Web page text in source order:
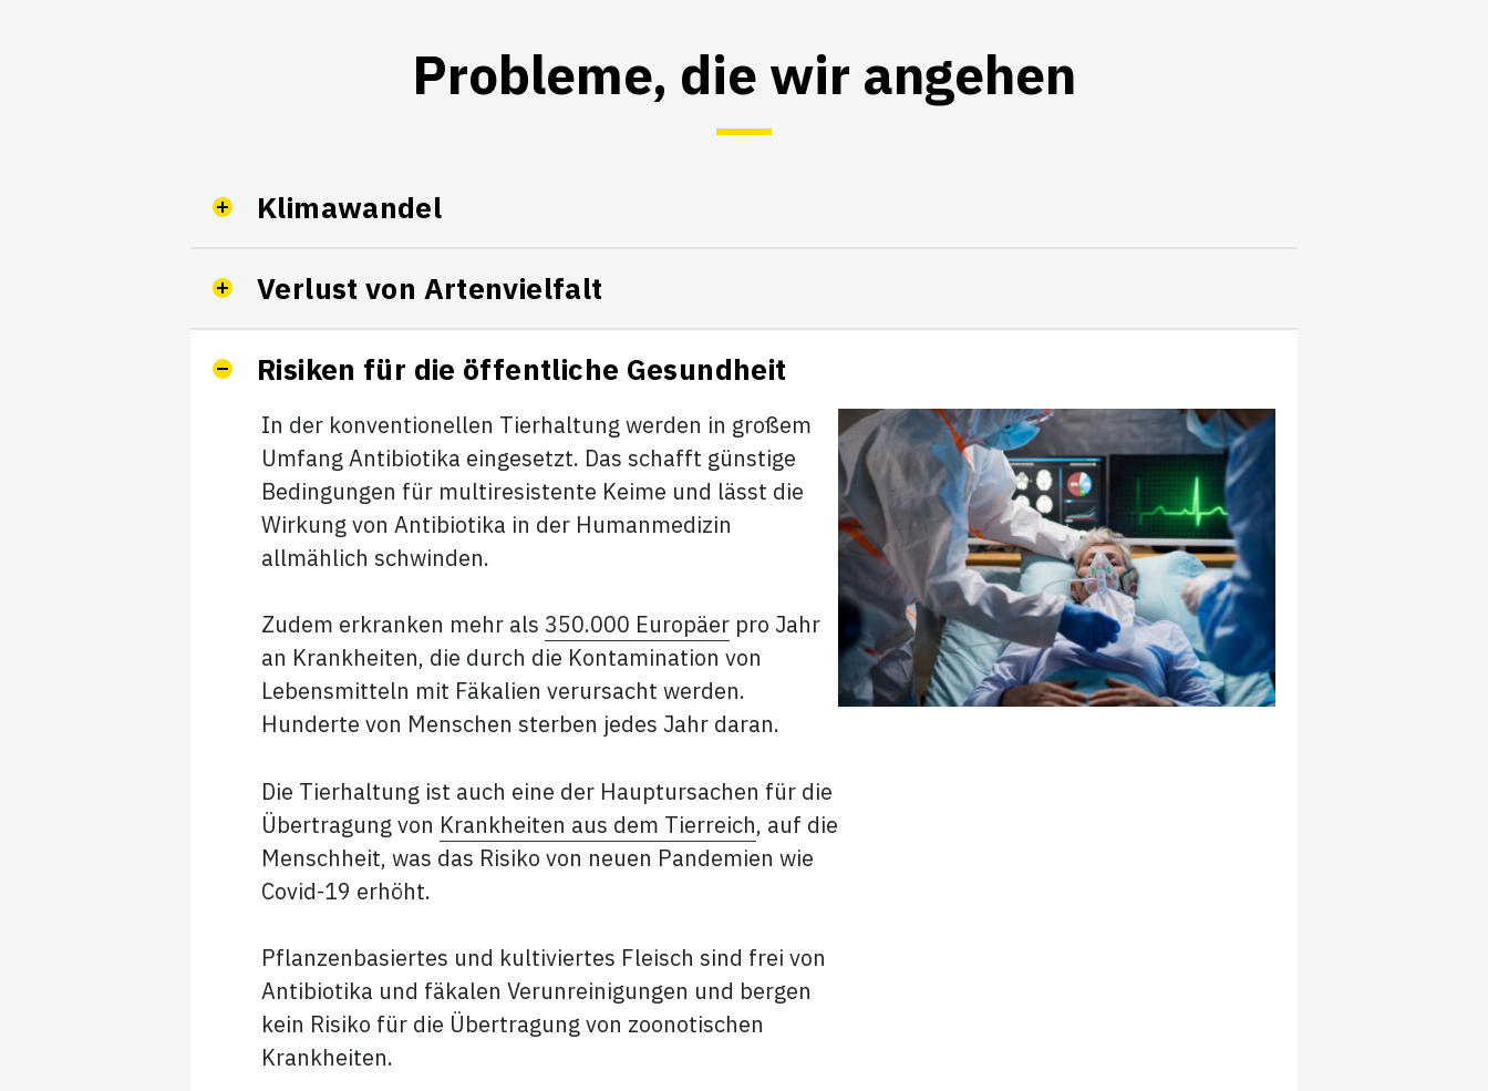
Probleme, die wir angehen
Klimawandel
Verlust von Artenvielfalt
Risiken für die öffentliche Gesundheit
In der konventionellen Tierhaltung werden in großem
Umfang Antibiotika eingesetzt. Das schafft günstige
Bedingungen für multiresistente Keime und lässt die
Wirkung von Antibiotika in der Humanmedizin
allmählich schwinden.
Zudem erkranken mehr als 350.000 Europäer pro Jahr
an Krankheiten, die durch die Kontamination von
Lebensmitteln mit Fäkalien verursacht werden.
Hunderte von Menschen sterben jedes Jahr daran.
Die Tierhaltung ist auch eine der Hauptursachen für die
Übertragung von Krankheiten aus dem Tierreich, auf die
Menschheit, was das Risiko von neuen Pandemien wie
Covid-19 erhöht.
Pflanzenbasiertes und kultiviertes Fleisch sind frei von
Antibiotika und fäkalen Verunreinigungen und bergen
kein Risiko für die Übertragung von zoonotischen
Krankheiten.